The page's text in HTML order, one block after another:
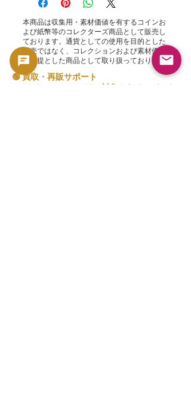
本商品は収集用・素材価値を有するコインお
よび紙幣等のコレクターズ商品として販売し
ております。通貨としての使用を目的とした
販売ではなく、コレクションおよび素材価値
を前提とした商品として取り扱っております
🟢 買取・再販サポート
GoldSilverJapanでは、対象となるコインお